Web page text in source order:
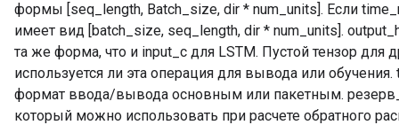
формы [seq_length, Batch_size, dir * num_units]. Если
имеет вид [batch_size, seq_length, dir * num_units].
та же форма, что и input_c для LSTM. Пустой тензор для
используется ли эта операция для вывода или
формат ввода/вывода основным или пакетным.
который можно использовать при расчете обратного